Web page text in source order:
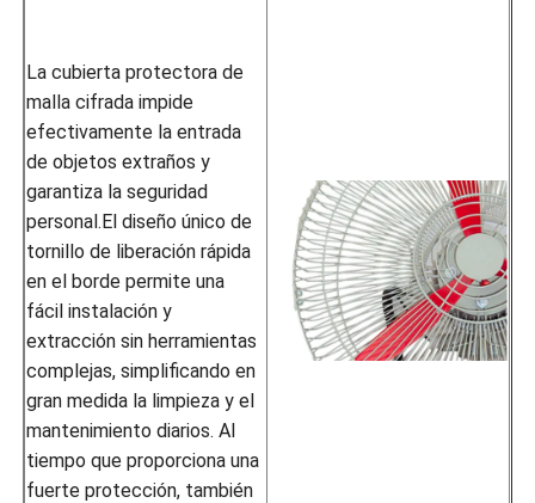
La cubierta protectora de
malla cifrada impide
efectivamente la entrada
de objetos extraños y
garantiza la seguridad
personal.El diseño único de
tornillo de liberación rápida
en el borde permite una
fácil instalación y
extracción sin herramientas
complejas, simplificando en
gran medida la limpieza y el
mantenimiento diarios. Al
tiempo que proporciona una
fuerte protección, también